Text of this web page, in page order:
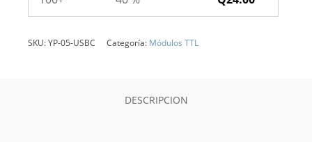
SKU:YP-05-USBC Categoría: Módulos TTL
DESCRIPCION